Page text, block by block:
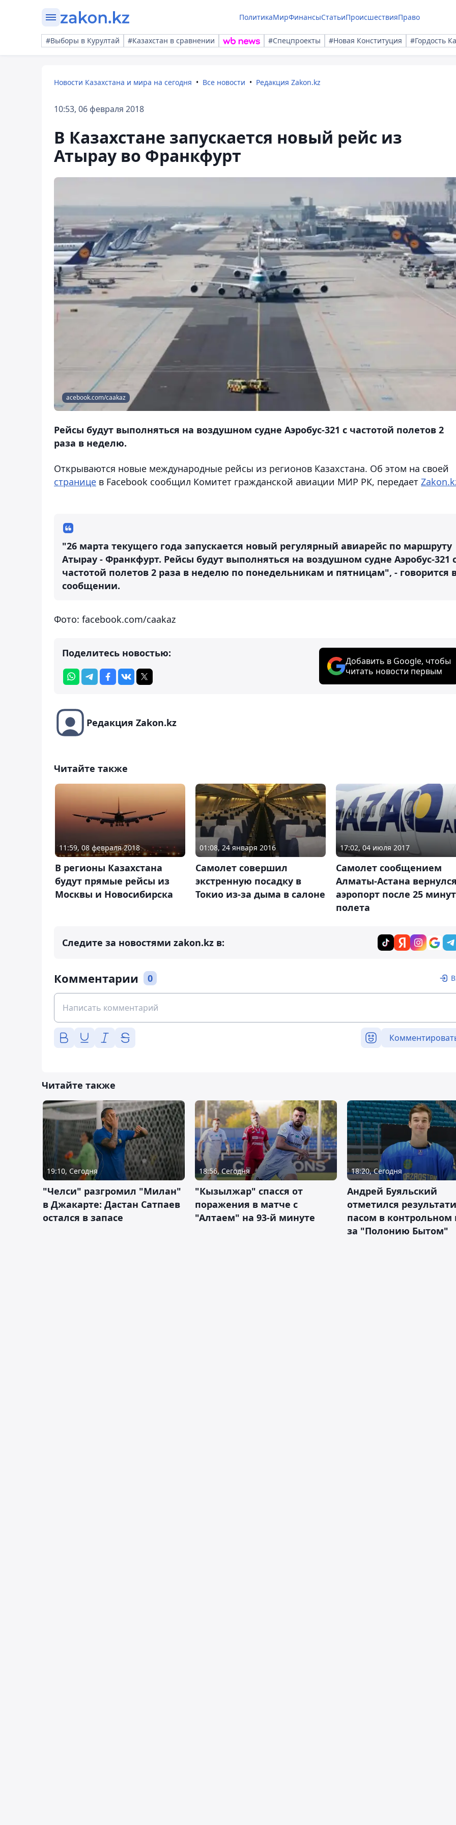
ПолитикаМирФинансыСтатьиПроисшествияПраво
#Выборы в Курултай #Казахстан в сравнении #Спецпроекты #Новая Конституция #Гордость
Новости Казахстана и мира на сегодня Все новости Редакция Zakon.kz
10:53, 06 февраля 2018
В Казахстане запускается новый рейс из
Атырау во Франкфурт
acebook.com/caakaz
Рейсы будут выполняться на воздушном судне Аэробус-321 с частотой полетов 2
раза в неделю.
Открываются новые международные рейсы из регионов Казахстана. Об этом на своей
странице в Facebook сообщил Комитет гражданской авиации МИР РК, передает
"26 марта текущего года запускается новый регулярный авиарейс по маршруту
Атырау - Франкфурт. Рейсы будут выполняться на воздушном судне Аэробус-321
частотой полетов 2 раза в неделю по понедельникам и пятницам", - говорится
сообщении.
Фото: facebook.com/caakaz
Поделитесь новостью:
Добавить в Google, чтобы
читать новости первым
Редакция Zakon.kz
Читайте также
11:59, 08 февраля 2018
В регионы Казахстана
будут прямые рейсы из
Москвы и Новосибирска
01:08, 24 января 2016
Самолет совершил
экстренную посадку в
Токио из-за дыма в салоне
17:02, 04 июля 2017
Самолет сообщением
Алматы-Астана
аэропорт после 25 минут
полета
Следите за новостями zakon.kz в:
Комментарии 0
Читайте также
19:10, Сегодня
"Челси" разгромил "Милан"
в Джакарте: Дастан Сатпаев
остался в запасе
18:56, Сегодня
"Кызылжар" спасся от
поражения в матче с
"Алтаем" на 93-й минуте
18:20, Сегодня
Андрей Буяльский
отметился
пасом в контрольном
за "Полонию Бытом"